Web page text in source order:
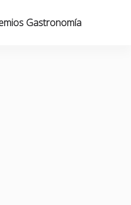
Gastronomía